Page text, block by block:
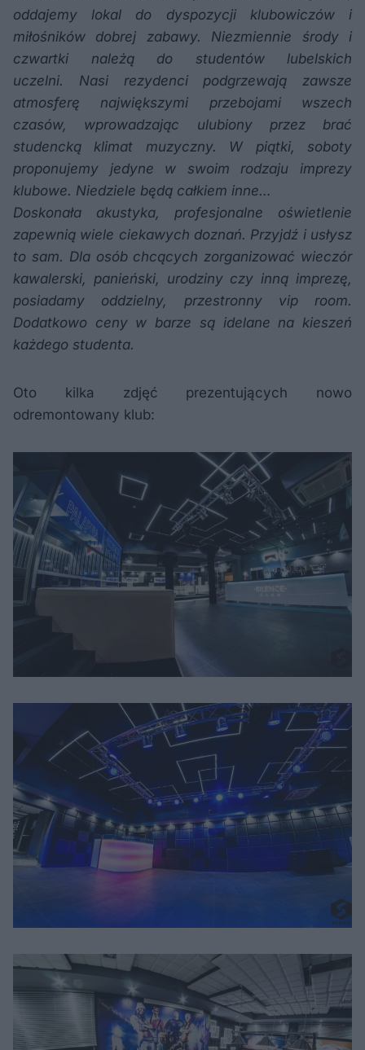
oddajemy lokal do dyspozycji klubowiczów i
miłośników dobrej zabawy. Niezmiennie środy i
czwartki należą do studentów lubelskich
uczelni. Nasi rezydenci podgrzewają zawsze
atmosferę największymi przebojami wszech
czasów, wprowadzając ulubiony przez brać
studencką klimat muzyczny. W piątki, soboty
proponujemy jedyne w swoim rodzaju imprezy
klubowe. Niedziele będą całkiem inne…
Doskonała akustyka, profesjonalne oświetlenie
zapewnią wiele ciekawych doznań. Przyjdź i usłysz
to sam. Dla osób chcących zorganizować wieczór
kawalerski, panieński, urodziny czy inną imprezę,
posiadamy oddzielny, przestronny vip room.
Dodatkowo ceny w barze są idelane na kieszeń
każdego studenta.
Oto kilka zdjęć prezentujących nowo
odremontowany klub: